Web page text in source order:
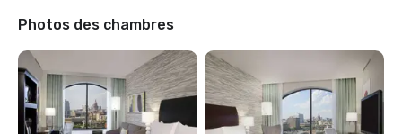
Photos des chambres